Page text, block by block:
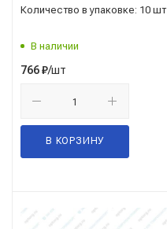
Количество в упаковке: 10 шт
В наличии
766₽/шт
В КОРЗИНУ